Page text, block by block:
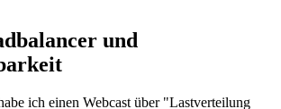
und
ich einen Webcast über "Lastverteilung